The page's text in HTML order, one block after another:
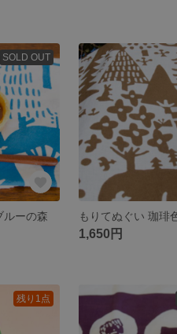
SOLD OUT
ルーの森 もりてぬぐい 珈琲
1,650円
残り1点